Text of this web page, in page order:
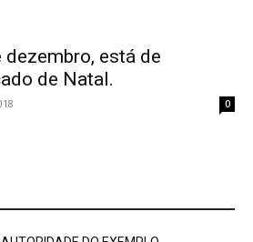
dezembro, está de
de Natal.
0